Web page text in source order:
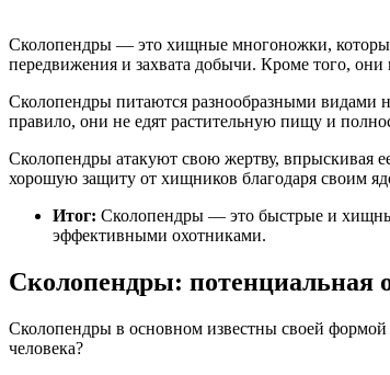
Сколопендры — это хищные многоножки,
передвижения и захвата добычи. Кроме того,
Сколопендры питаются разнообразными видами
правило, они не едят растительную пищу и
Сколопендры атакуют свою жертву, впрыскивая
хорошую защиту от хищников благодаря своим
Итог: Сколопендры — это быстрые и
эффективными охотниками.
Сколопендры: потенциальная
Сколопендры в основном известны своей формой
человека?